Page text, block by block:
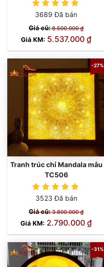
3689 Đã bán
Giá cũ:8.500.000 ₫
Giá KM: 5.537.000 ₫
-27%
Tranh trúc chỉ Mandala mẫu
TC506
3523 Đã bán
Giá cũ:3.800.000 ₫
Giá KM: 2.790.000 ₫
-31%